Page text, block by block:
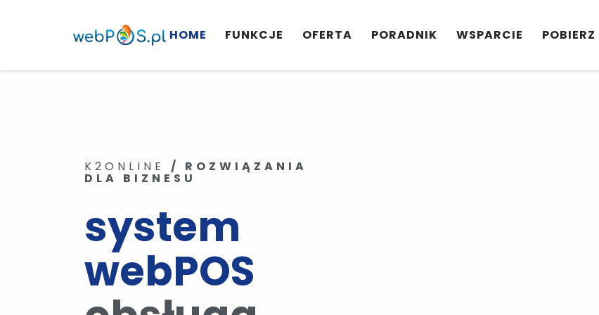
HOME FUNKCJE OFERTA PORADNIK WSPARCIE POBIERZ
K2ONLINE / ROZWIĄZANIA
DLA BIZNESU
system
webPOS